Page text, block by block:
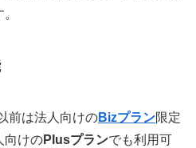
前は法人向けのBizプラン限定
向けのPlusプランでも利用可